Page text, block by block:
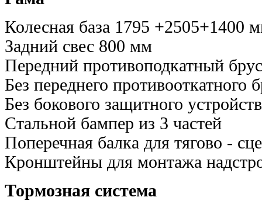
Колесная база 1795 +2505+1400
Задний свес 800 мм
Передний противоподкатный
Без переднего противооткатного
Без бокового защитного
Стальной бампер из 3 частей
Поперечная балка для тягово -
Кронштейны для монтажа
Тормозная система